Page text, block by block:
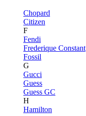
Chopard
Citizen
F
Fendi
Frederique Constant
Fossil
G
Gucci
Guess
Guess GC
H
Hamilton